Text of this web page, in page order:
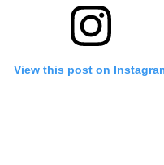
View this post on